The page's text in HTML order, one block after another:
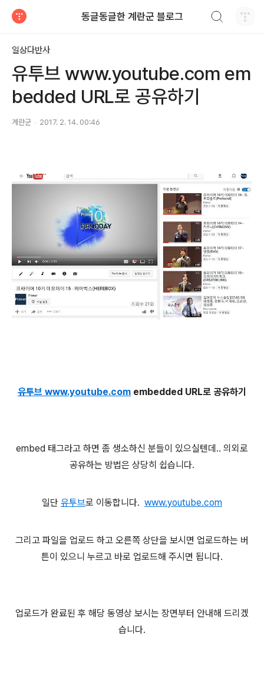
동글동글한 계란군 블로그
일상다반사
유투브 www.youtube.com em
bedded URL로 공유하기
계란군 2017. 2. 14. 00:46
유투브 www.youtube.com embedded URL로 공유하기
embed 태그라고 하면 좀 생소하신 분들이 있으실텐데.. 의외로
공유하는 방법은 상당히 쉽습니다.
일단 유투브로 이동합니다. www.youtube.com
그리고 파일을 업로드 하고 오른쪽 상단을 보시면 업로드하는 버
튼이 있으니 누르고 바로 업로드해 주시면 됩니다.
업로드가 완료된 후 해당 동영상 보시는 장면부터 안내해 드리겠
습니다.